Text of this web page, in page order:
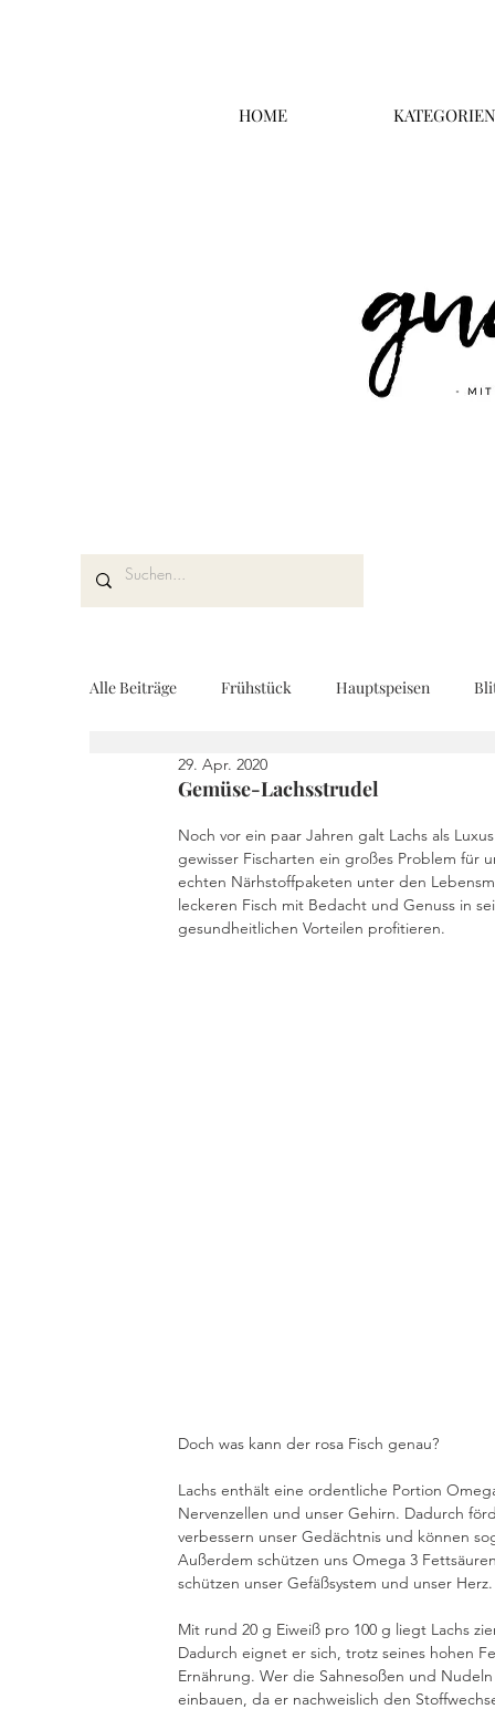
HOME KATEGORIEN
Alle Beiträge Frühstück Hauptspeisen
Kuchen und Desserts
Drinks Fingerfood Geschenke aus der
Gemüse-Lachsstrudel
29. Apr. 2020
Noch vor ein paar Jahren galt Lachs als
gewisser Fischarten ein großes Problem für
echten Närhstoffpaketen unter den
leckeren Fisch mit Bedacht und Genuss in
gesundheitlichen Vorteilen profitieren.
Doch was kann der rosa Fisch genau?
Lachs enthält eine ordentliche Portion
Nervenzellen und unser Gehirn. Dadurch
verbessern unser Gedächtnis und können
Außerdem schützen uns Omega 3
schützen unser Gefäßsystem und unser Herz.
Mit rund 20 g Eiweiß pro 100 g liegt Lachs
Dadurch eignet er sich, trotz seines hohen
Ernährung. Wer die Sahnesoßen und
einbauen, da er nachweislich den